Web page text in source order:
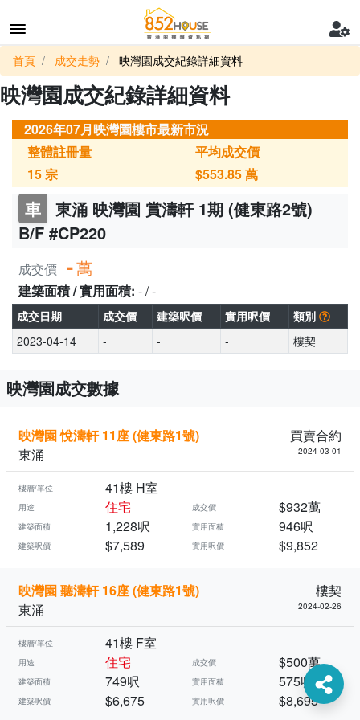
首頁 成交走勢 映灣園成交紀錄詳細資料
映灣園成交紀錄詳細資料
2026年07月映灣園樓市最新市況
整體註冊量
15宗
平均成交價
$553.85萬
車
東涌 映灣園 賞濤軒 1期 (健東路2號)
B/F #CP220
成交價 -萬
建築面積 / 實用面積: - / -
成交日期 成交價 建築呎價 實用呎價
類別
2023-04-14
- - - 樓契
映灣園成交數據
映灣園 悅濤軒 11座 (健東路1號)
買賣合約
東涌
2024-03-01
樓層/單位 41樓 H室
用途 住宅 成交價 $932萬
建築面積 1,228呎 實用面積 946呎
建築呎價 $7,589 實用呎價 $9,852
映灣園 聽濤軒 16座 (健東路1號)
樓契
東涌
2024-02-26
樓層/單位 41樓 F室
用途 住宅 成交價 $500萬
建築面積 749呎 實用面積 575呎
建築呎價 $6,675 實用呎價 $8,695